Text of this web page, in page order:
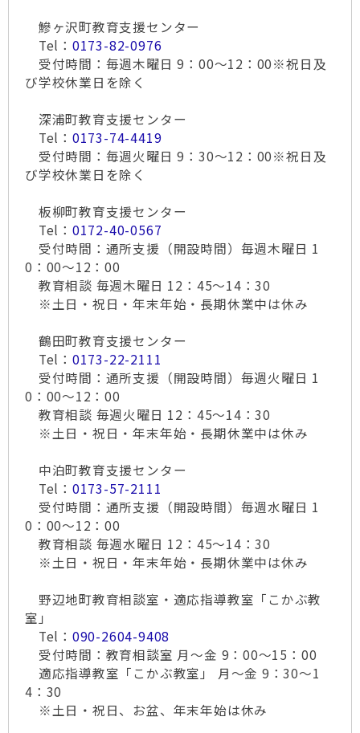
鰺ヶ沢町教育支援センター
Tel： 0173-82-0976
受付時間：毎週木曜日 9：00～12：00※祝日及
び学校休業日を除く
深浦町教育支援センター
Tel： 0173-74-4419
受付時間：毎週火曜日 9：30～12：00※祝日及
び学校休業日を除く
板柳町教育支援センター
Tel： 0172-40-0567
受付時間：通所支援（開設時間）毎週木曜日 1
0：00～12：00
教育相談 毎週木曜日 12：45～14：30
※土日・祝日・年末年始・長期休業中は休み
鶴田町教育支援センター
Tel： 0173-22-2111
受付時間：通所支援（開設時間）毎週火曜日 1
0：00～12：00
教育相談 毎週火曜日 12：45～14：30
※土日・祝日・年末年始・長期休業中は休み
中泊町教育支援センター
Tel： 0173-57-2111
受付時間：通所支援（開設時間）毎週水曜日 1
0：00～12：00
教育相談 毎週水曜日 12：45～14：30
※土日・祝日・年末年始・長期休業中は休み
野辺地町教育相談室・適応指導教室「こかぶ教
室」
Tel： 090-2604-9408
受付時間：教育相談室 月～金 9：00～15：00
適応指導教室「こかぶ教室」 月～金 9：30～1
4：30
※土日・祝日、お盆、年末年始は休み